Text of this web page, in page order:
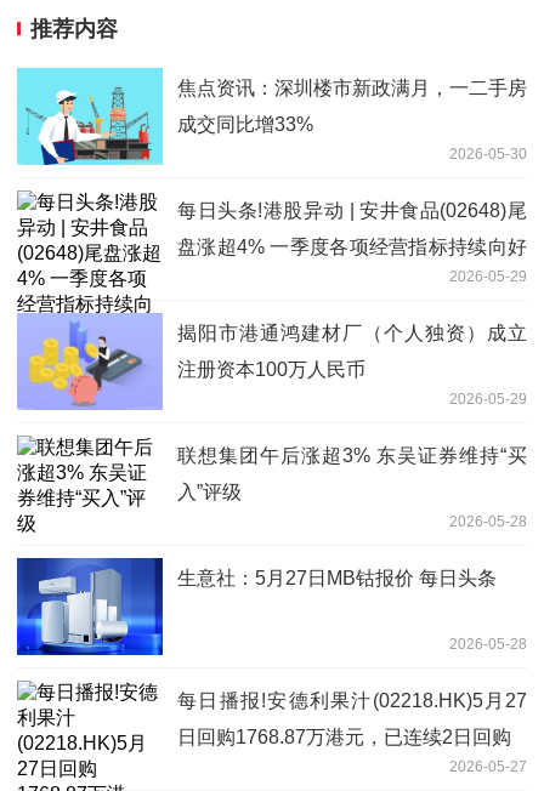
推荐内容
焦点资讯：深圳楼市新政满月，一二手房
成交同比增33%
2026-05-30
每日头条!港股异动 | 安井食品(02648)尾
盘涨超4% 一季度各项经营指标持续向好
2026-05-29
揭阳市港通鸿建材厂（个人独资）成立
注册资本100万人民币
2026-05-29
联想集团午后涨超3% 东吴证券维持“买
入”评级
2026-05-28
生意社：5月27日MB钴报价 每日头条
2026-05-28
每日播报!安德利果汁(02218.HK)5月27
日回购1768.87万港元，已连续2日回购
2026-05-27